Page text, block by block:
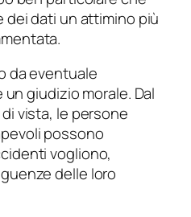
dei dati un attimino più
da eventuale
giudizio morale. Dal
vista, le persone
possono
vogliono,
delle loro